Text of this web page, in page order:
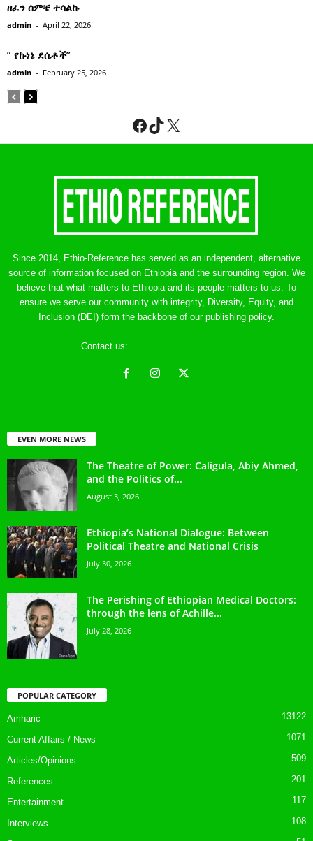
ዘፈን ሰምቼ ተሳልኩ
admin - April 22, 2026
” የኩነኔ ደሴቶች’’
admin - February 25, 2026
Facebook
TikTok
X
Since 2014, Ethio-Reference has served as an independent, alternative
source of information focused on Ethiopia and the surrounding region. We
believe that what matters to Ethiopia and its people matters to us. To
ensure we serve our community with integrity, Diversity, Equity, and
Inclusion (DEI) form the backbone of our publishing policy.
Contact us:
EVEN MORE NEWS
The Theatre of Power: Caligula, Abiy Ahmed,
and the Politics of...
August 3, 2026
Ethiopia’s National Dialogue: Between
Political Theatre and National Crisis
July 30, 2026
The Perishing of Ethiopian Medical Doctors:
through the lens of Achille...
July 28, 2026
POPULAR CATEGORY
Amharic 13122
Current Affairs / News 1071
Articles/Opinions 509
References 201
Entertainment 117
Interviews 108